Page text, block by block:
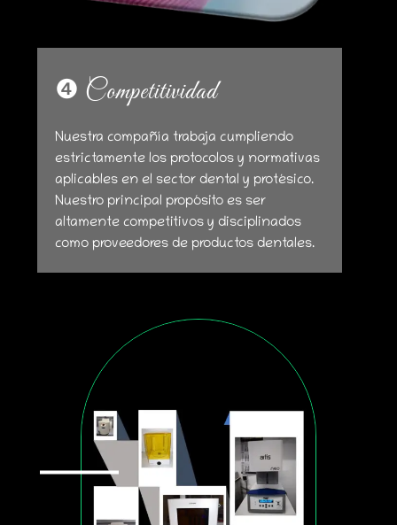
❹ Competitividad
Nuestra compañía trabaja cumpliendo
estrictamente los protocolos y normativas
aplicables en el sector dental y protésico.
Nuestro principal propósito es ser
altamente competitivos y disciplinados
como proveedores de productos dentales.